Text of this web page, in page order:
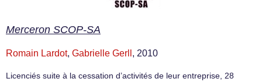
Merceron SCOP-SA
Romain Lardot, Gabrielle Gerll , 2010
Licenciés suite à la cessation d’activités de leur entreprise, 28